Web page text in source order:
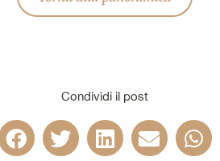
Condividi il post